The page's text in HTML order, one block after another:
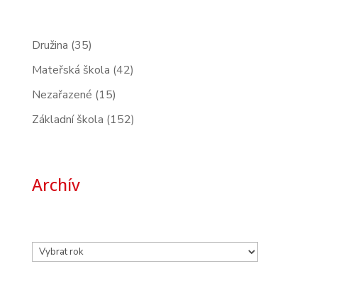
Družina (35)
Mateřská škola (42)
Nezařazené (15)
Základní škola (152)
Archív
Archivy